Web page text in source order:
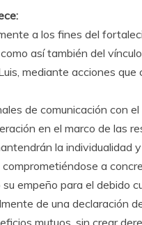
a los fines del
así también del
mediante acciones
de comunicación con
en el marco de las
la individualidad
a
empeño para el debido
de una declaración